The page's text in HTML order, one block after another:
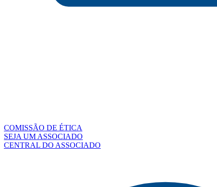
COMISSÃO DE ÉTICA
SEJA UM ASSOCIADO
CENTRAL DO ASSOCIADO